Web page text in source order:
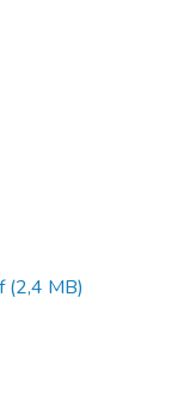
(2,4 MB)